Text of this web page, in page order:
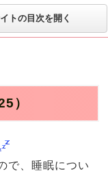
人 せい
トの目次を開く
）
で、睡眠につい